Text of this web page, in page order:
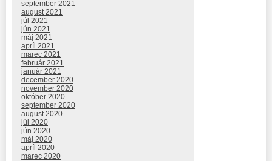
september 2021
august 2021
júl 2021
jún 2021
máj 2021
apríl 2021
marec 2021
február 2021
január 2021
december 2020
november 2020
október 2020
september 2020
august 2020
júl 2020
jún 2020
máj 2020
apríl 2020
marec 2020